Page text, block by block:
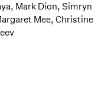
Mark Dion, Simryn
Mee, Christine